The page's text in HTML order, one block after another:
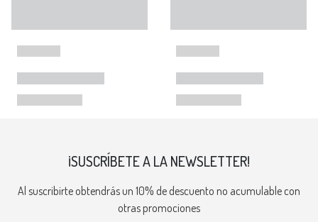
¡SUSCRÍBETE A LA NEWSLETTER!
Al suscribirte obtendrás un 10% de descuento no acumulable con
otras promociones